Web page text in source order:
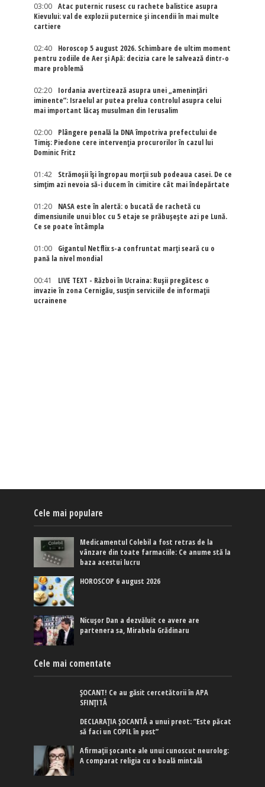
03:00
Atac puternic rusesc cu rachete balistice asupra
Kievului: val de explozii puternice și incendii în mai multe
cartiere
02:40
Horoscop 5 august 2026. Schimbare de ultim moment
pentru zodiile de Aer și Apă: decizia care le salvează dintr-o
mare problemă
02:20
Iordania avertizează asupra unei „amenințări
iminente”: Israelul ar putea prelua controlul asupra celui
mai important lăcaș musulman din Ierusalim
02:00
Plângere penală la DNA împotriva prefectului de
Timiș: Piedone cere intervenția procurorilor în cazul lui
Dominic Fritz
01:42
Strămoșii își îngropau morții sub podeaua casei. De ce
simțim azi nevoia să-i ducem în cimitire cât mai îndepărtate
01:20
NASA este în alertă: o bucată de rachetă cu
dimensiunile unui bloc cu 5 etaje se prăbușește azi pe Lună.
Ce se poate întâmpla
01:00
Gigantul Netflix s-a confruntat marţi seară cu o
pană la nivel mondial
00:41
LIVE TEXT - Război în Ucraina: Rușii pregătesc o
invazie în zona Cernigău, susțin serviciile de informații
ucrainene
Cele mai populare
Medicamentul Colebil a fost retras de la
vânzare din toate farmaciile: Ce anume stă la
baza acestui lucru
HOROSCOP 6 august 2026
Nicușor Dan a dezvăluit ce avere are
partenera sa, Mirabela Grădinaru
Cele mai comentate
ȘOCANT! Ce au găsit cercetătorii în APA
SFINȚITĂ
DECLARAȚIA ȘOCANTĂ a unui preot: ”Este păcat
să faci un COPIL în post”
Afirmaţii şocante ale unui cunoscut neurolog:
A comparat religia cu o boală mintală